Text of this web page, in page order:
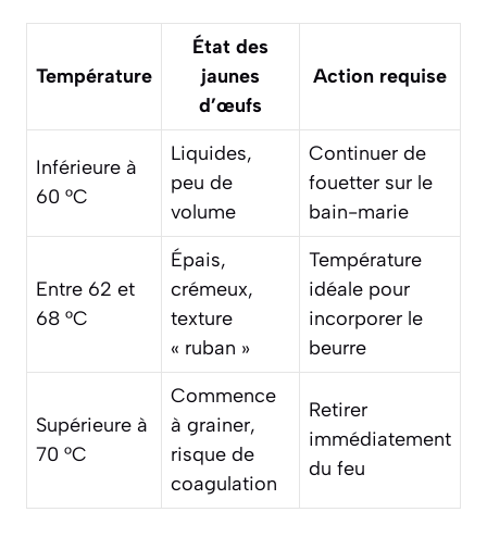
Température
État des
jaunes
d’œufs
Action requise
Inférieure à
60 °C
Liquides,
peu de
volume
Continuer de
fouetter sur le
bain-marie
Entre 62 et
68 °C
Épais,
crémeux,
texture
« ruban »
Température
idéale pour
incorporer le
beurre
Supérieure à
70 °C
Commence
à grainer,
risque de
coagulation
Retirer
immédiatement
du feu